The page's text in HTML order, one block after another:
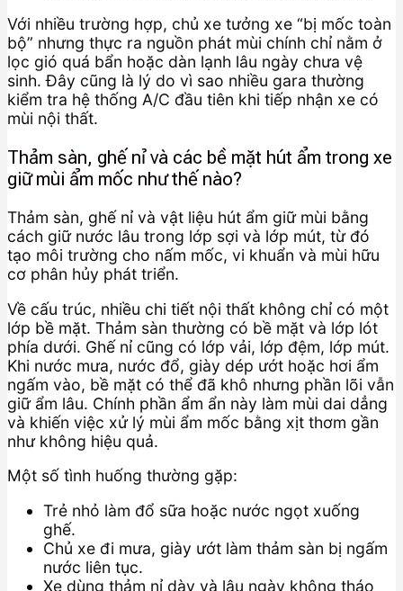
Với nhiều trường hợp, chủ xe tưởng xe “bị mốc toàn
bộ” nhưng thực ra nguồn phát mùi chính chỉ nằm ở
lọc gió quá bẩn hoặc dàn lạnh lâu ngày chưa vệ
sinh. Đây cũng là lý do vì sao nhiều gara thường
kiểm tra hệ thống A/C đầu tiên khi tiếp nhận xe có
mùi nội thất.
Thảm sàn, ghế nỉ và các bề mặt hút ẩm trong xe
giữ mùi ẩm mốc như thế nào?
Thảm sàn, ghế nỉ và vật liệu hút ẩm giữ mùi bằng
cách giữ nước lâu trong lớp sợi và lớp mút, từ đó
tạo môi trường cho nấm mốc, vi khuẩn và mùi hữu
cơ phân hủy phát triển.
Về cấu trúc, nhiều chi tiết nội thất không chỉ có một
lớp bề mặt. Thảm sàn thường có bề mặt và lớp lót
phía dưới. Ghế nỉ cũng có lớp vải, lớp đệm, lớp mút.
Khi nước mưa, nước đổ, giày dép ướt hoặc hơi ẩm
ngấm vào, bề mặt có thể đã khô nhưng phần lõi vẫn
giữ ẩm lâu. Chính phần ẩm ẩn này làm mùi dai dẳng
và khiến việc xử lý mùi ẩm mốc bằng xịt thơm gần
như không hiệu quả.
Một số tình huống thường gặp:
Trẻ nhỏ làm đổ sữa hoặc nước ngọt xuống
ghế.
Chủ xe đi mưa, giày ướt làm thảm sàn bị ngấm
nước liên tục.
Xe dùng thảm nỉ dày và lâu ngày không tháo